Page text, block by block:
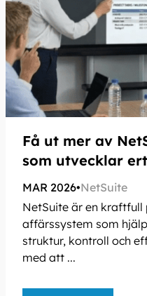
Få ut mer av
som utvecklar
MAR 2026•NetSuite
NetSuite är en
affärssystem som
struktur, kontroll och
med att ...